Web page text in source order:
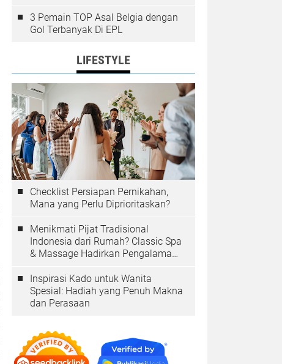
3 Pemain TOP Asal Belgia dengan
Gol Terbanyak Di EPL
LIFESTYLE
Checklist Persiapan Pernikahan,
Mana yang Perlu Diprioritaskan?
Menikmati Pijat Tradisional
Indonesia dari Rumah? Classic Spa
& Massage Hadirkan Pengalaman
Inspirasi Kado untuk Wanita
Spesial: Hadiah yang Penuh Makna
dan Perasaan